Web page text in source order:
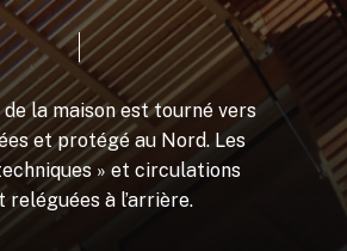
de la maison est tourné vers
et protégé au Nord. Les
» et circulations
reléguées à l’arrière.